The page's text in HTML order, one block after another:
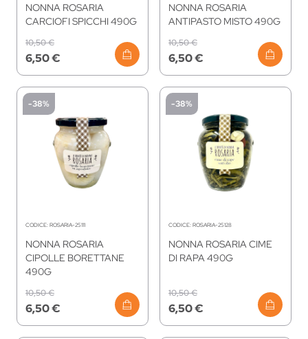
NONNA ROSARIA
CARCIOFI SPICCHI 490G
6,50 €
10,50 €
NONNA ROSARIA
ANTIPASTO MISTO 490G
6,50 €
10,50 €
-38%
CODICE: ROSARIA-25111
NONNA ROSARIA
CIPOLLE BORETTANE
490G
6,50 €
10,50 €
-38%
CODICE: ROSARIA-25128
NONNA ROSARIA CIME
DI RAPA 490G
6,50 €
10,50 €